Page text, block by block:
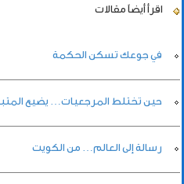
اقرأ أيضاً مقالات
في جوعك تسكن الحكمة
حين تختلط المرجعيات… يضيع
رسالة إلى العالم… من الكويت